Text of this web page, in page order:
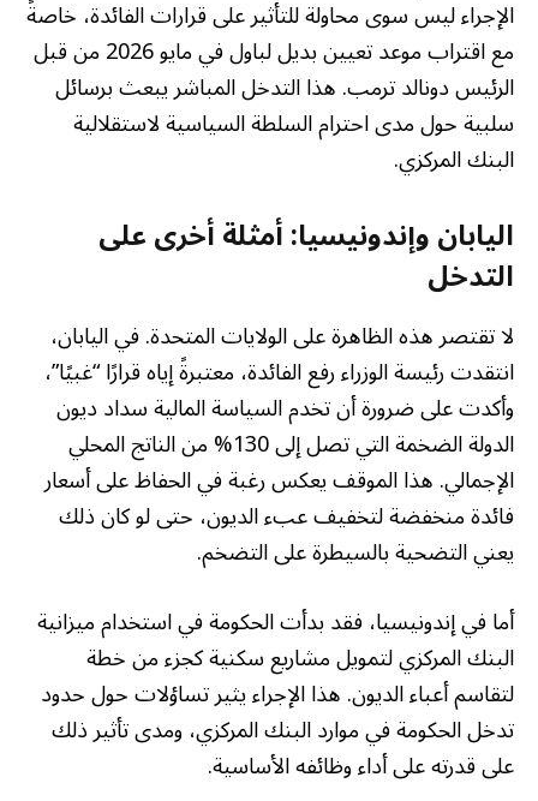
الإجراء ليس سوى محاولة للتأثير على قرارات الفائدة، خاصةً
مع اقتراب موعد تعيين بديل لباول في مايو 2026 من قبل
الرئيس دونالد ترمب. هذا التدخل المباشر يبعث برسائل
سلبية حول مدى احترام السلطة السياسية لاستقلالية
البنك المركزي.
اليابان وإندونيسيا: أمثلة أخرى على
التدخل
لا تقتصر هذه الظاهرة على الولايات المتحدة. في اليابان،
انتقدت رئيسة الوزراء رفع الفائدة، معتبرةً إياه قرارًا “غبيًا”،
وأكدت على ضرورة أن تخدم السياسة المالية سداد ديون
الدولة الضخمة التي تصل إلى 130% من الناتج المحلي
الإجمالي. هذا الموقف يعكس رغبة في الحفاظ على أسعار
فائدة منخفضة لتخفيف عبء الديون، حتى لو كان ذلك
يعني التضحية بالسيطرة على التضخم.
أما في إندونيسيا، فقد بدأت الحكومة في استخدام ميزانية
البنك المركزي لتمويل مشاريع سكنية كجزء من خطة
لتقاسم أعباء الديون. هذا الإجراء يثير تساؤلات حول حدود
تدخل الحكومة في موارد البنك المركزي، ومدى تأثير ذلك
على قدرته على أداء وظائفه الأساسية.